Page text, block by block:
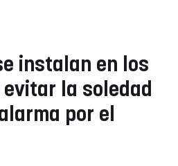
instalan en los
la soledad
por el